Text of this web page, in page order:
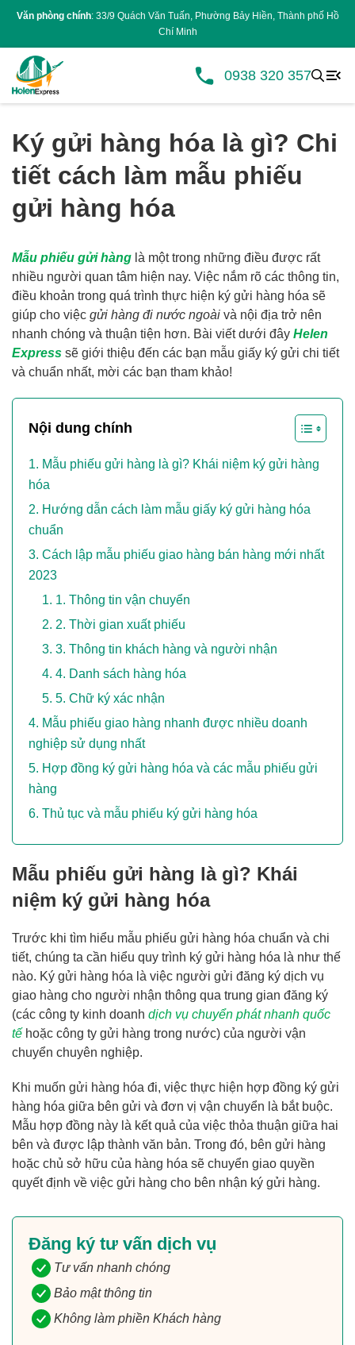
Văn phòng chính: 33/9 Quách Văn Tuấn, Phường Bảy Hiền, Thành phố Hồ
Chí Minh
0938 320 357
Ký gửi hàng hóa là gì? Chi
tiết cách làm mẫu phiếu
gửi hàng hóa
Mẫu phiếu gửi hàng là một trong những điều được rất
nhiều người quan tâm hiện nay. Việc nắm rõ các thông tin,
điều khoản trong quá trình thực hiện ký gửi hàng hóa sẽ
giúp cho việc gửi hàng đi nước ngoài và nội địa trở nên
nhanh chóng và thuận tiện hơn. Bài viết dưới đây Helen
Express sẽ giới thiệu đến các bạn mẫu giấy ký gửi chi tiết
và chuẩn nhất, mời các bạn tham khảo!
Nội dung chính
Mẫu phiếu gửi hàng là gì? Khái niệm ký gửi hàng
hóa
Hướng dẫn cách làm mẫu giấy ký gửi hàng hóa
chuẩn
Cách lập mẫu phiếu giao hàng bán hàng mới nhất
2023
1. Thông tin vận chuyển
2. Thời gian xuất phiếu
3. Thông tin khách hàng và người nhận
4. Danh sách hàng hóa
5. Chữ ký xác nhận
Mẫu phiếu giao hàng nhanh được nhiều doanh
nghiệp sử dụng nhất
Hợp đồng ký gửi hàng hóa và các mẫu phiếu gửi
hàng
Thủ tục và mẫu phiếu ký gửi hàng hóa
Mẫu phiếu gửi hàng là gì? Khái
niệm ký gửi hàng hóa
Trước khi tìm hiểu mẫu phiếu gửi hàng hóa chuẩn và chi
tiết, chúng ta cần hiểu quy trình ký gửi hàng hóa là như thế
nào. Ký gửi hàng hóa là việc người gửi đăng ký dịch vụ
giao hàng cho người nhận thông qua trung gian đăng ký
(các công ty kinh doanh dịch vụ chuyển phát nhanh quốc
tế hoặc công ty gửi hàng trong nước) của người vận
chuyển chuyên nghiệp.
Khi muốn gửi hàng hóa đi, việc thực hiện hợp đồng ký gửi
hàng hóa giữa bên gửi và đơn vị vận chuyển là bắt buộc.
Mẫu hợp đồng này là kết quả của việc thỏa thuận giữa hai
bên và được lập thành văn bản. Trong đó, bên gửi hàng
hoặc chủ sở hữu của hàng hóa sẽ chuyển giao quyền
quyết định về việc gửi hàng cho bên nhận ký gửi hàng.
Đăng ký tư vấn dịch vụ
Tư vấn nhanh chóng
Bảo mật thông tin
Không làm phiền Khách hàng